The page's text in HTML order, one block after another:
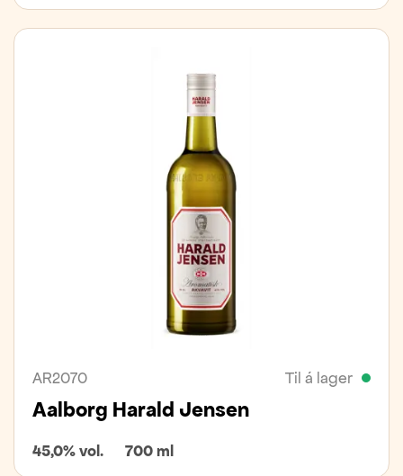
AR2070 Til á lager
Aalborg Harald Jensen
45,0% vol. 700 ml